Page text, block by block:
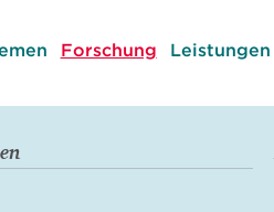
Forschung Leistungen